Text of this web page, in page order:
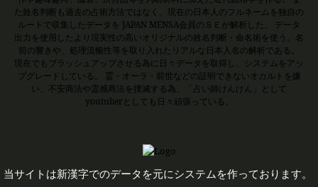
た姓名判断も過去の占術方法ではなく、現在の日本人のフルネームを独自の
ルートで収集したデータを JAPAN MENSA会員のＳＥが解析した、 データ
出力を使用したより現実性の高いオリジナルの姓名判断・命名術を使う。名
前の響きや、処理流暢性等を取り入れたリアルな日本人名の解析である。
現在でもブラッシュアップさせる為に日々データを取得し、システムをアッ
プグレードしている。 霊・オーラ・前世などの証明できないオカルトを嫌
い、不安商法や霊感商法を撲滅する為、「占い師けんけん」として
youtuberとしても日々頑張っている。
当サイトは新漢字でのデータを元にシステムを作っております。